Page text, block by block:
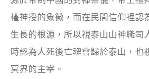
權神授的象徵，而在民間信仰裡認
生長的根源，所以視泰山山神職司
時認為人死後亡魂會歸於泰山，也
冥界的主宰。